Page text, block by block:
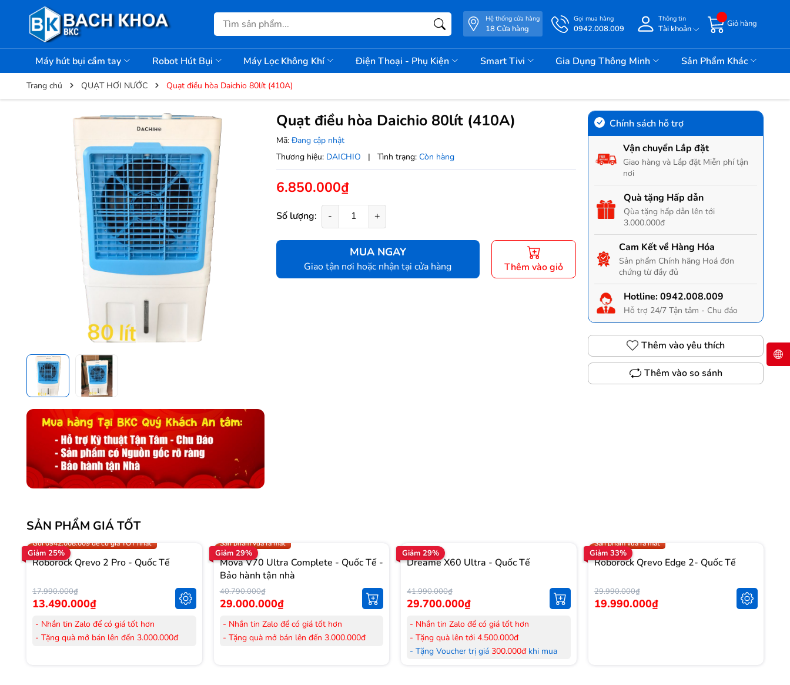
Hệ thống cửa hàng
18 Cửa hàng
Gọi mua hàng
0942.008.009
Thông tin
Tài khoản
Giỏ hàng
Máy hút bụi cầm tay Robot Hút Bụi Máy Lọc Không Khí Điện Thoại - Phụ Kiện Smart Tivi Gia Dụng Thông Minh Sản Phẩm Khác
Trang chủ QUẠT HƠI NƯỚC Quạt điều hòa Daichio 80lít (410A)
Quạt điều hòa Daichio 80lít (410A)
Mã: Đang cập nhật
Thương hiệu: DAICHIO | Tình trạng: Còn hàng
6.850.000₫
Số lượng: - +
MUA NGAY
Giao tận nơi hoặc nhận tại cửa hàng Thêm vào giỏ
Chính sách hỗ trợ
Vận chuyển Lắp đặt
Giao hàng và Lắp đặt Miễn phí tận
nơi
Quà tặng Hấp dẫn
Qùa tặng hấp dẫn lên tới
3.000.000đ
Cam Kết về Hàng Hóa
Sản phẩm Chính hãng Hoá đơn
chứng từ đầy đủ
Hotline:0942.008.009
Hỗ trợ 24/7 Tận tâm - Chu đáo
Thêm vào yêu thích
Thêm vào so sánh
SẢN PHẨM GIÁ TỐT
Giảm 25%
Trợ giá 300.000đ
Gọi 0942.008.009 để có giá TỐT nhất
Roborock Qrevo 2 Pro - Quốc Tế
17.990.000₫
13.490.000₫
- Nhắn tin Zalo để có giá tốt hơn
- Tặng quà mở bán lên đến 3.000.000đ
Giảm 29%
Sản phẩm vừa ra mắt
Mova V70 Ultra Complete - Quốc Tế -
Bảo hành tận nhà
40.790.000₫
29.000.000₫
- Nhắn tin Zalo để có giá tốt hơn
- Tặng quà mở bán lên đến 3.000.000đ
Giảm 29%
Dreame X60 Ultra - Quốc Tế
41.990.000₫
29.700.000₫
- Nhắn tin Zalo để có giá tốt hơn
- Tặng quà lên tới 4.500.000đ
- Tặng Voucher trị giá 300.000đkhi mua
Giảm 33%
Sản phẩm vừa ra mắt
Roborock Qrevo Edge 2- Quốc Tế
29.990.000₫
19.990.000₫